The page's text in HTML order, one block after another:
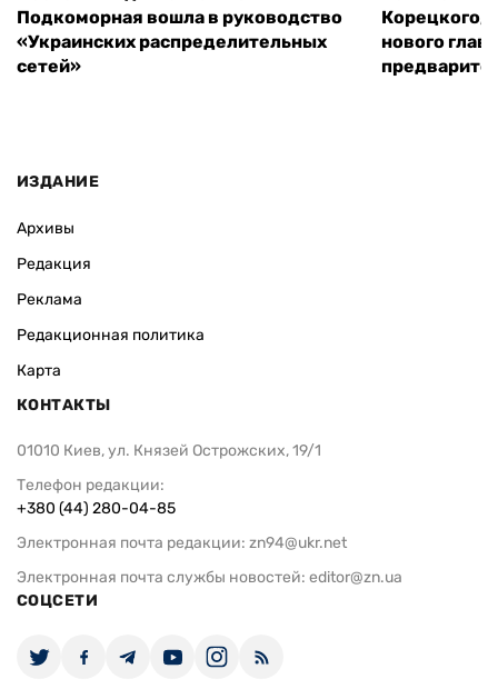
Подкоморная вошла в руководство
«Украинских распределительных
сетей»
Корецкого,
нового
ИЗДАНИЕ
Архивы
Редакция
Реклама
Редакционная политика
Карта
КОНТАКТЫ
01010 Киев, ул. Князей Острожских, 19/1
Телефон редакции:
+380 (44) 280-04-85
Электронная почта редакции: zn94@ukr.net
Электронная почта службы новостей: editor@zn.ua
СОЦСЕТИ